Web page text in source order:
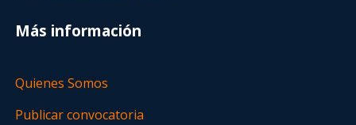
Más información
Quienes Somos
Publicar convocatoria